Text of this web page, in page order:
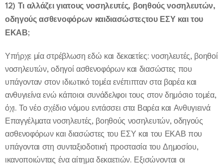
12) Τι αλλάζει γιατους νοσηλευτές, βοηθούς νοσηλευτών,
οδηγούς ασθενοφόρων καιδιασώστεςτου ΕΣΥ και του
ΕΚΑΒ;
Υπήρχε μία στρέβλωση εδώ και δεκαετίες: νοσηλευτές, βοηθοί
νοσηλευτών, οδηγοί ασθενοφόρων και διασώστες που
υπάγονταν στον ιδιωτικό τομέα ενέπιπταν στα βαρέα και
ανθυγιείνα ενώ κάποιοι συνάδελφοι τους στον δημόσιο τομέα,
όχι. Το νέο σχέδιο νόμου εντάσσει στα Βαρέα και Ανθυγιεινά
Επαγγέλματα νοσηλευτές, βοηθούς νοσηλευτών, οδηγούς
ασθενοφόρων και διασώστες του ΕΣΥ και του ΕΚΑΒ που
υπάγονται στη συνταξιοδοτική προστασία του Δημοσίου,
ικανοποιώντας ένα αίτημα δεκαετιών. Εξισώνονται οι